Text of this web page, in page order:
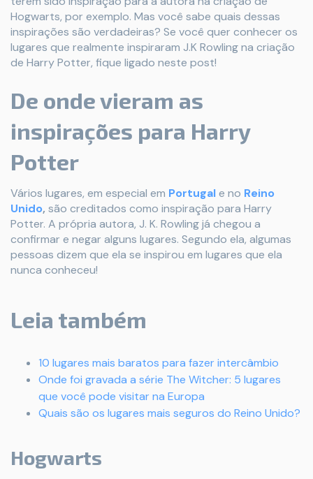
Hogwarts, por exemplo. Mas você sabe quais dessas
inspirações são verdadeiras? Se você quer conhecer os
lugares que realmente inspiraram J.K Rowling na criação
de Harry Potter, fique ligado neste post!
De onde vieram as
inspirações para Harry
Potter
Vários lugares, em especial em Portugale no Reino
Unido, são creditados como inspiração para Harry
Potter. A própria autora, J. K. Rowling já chegou a
confirmar e negar alguns lugares. Segundo ela, algumas
pessoas dizem que ela se inspirou em lugares que ela
nunca conheceu!
Leia também
10 lugares mais baratos para fazer intercâmbio
Onde foi gravada a série The Witcher: 5 lugares
que você pode visitar na Europa
Quais são os lugares mais seguros do Reino Unido?
Hogwarts